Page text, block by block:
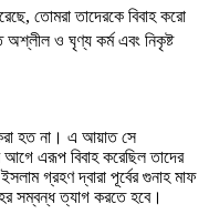
তোমরা তাদেরকে বিবাহ করো
ও ঘৃণ্য কর্ম এবং নিকৃষ্ট
করা হত না। এ আয়াত সে
আগে এরূপ বিবাহ করেছিল তাদের
গ্রহণ দ্বারা পূর্বের গুনাহ মাফ
সম্বন্ধ ত্যাগ করতে হবে।